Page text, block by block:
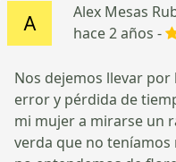
Alex Mesas
hace 2 años -
Nos dejemos llevar
error y pérdida de
mi mujer a mirarse un
verda que no